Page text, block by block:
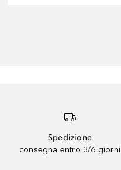
Spedizione
consegna entro 3/6 giorni